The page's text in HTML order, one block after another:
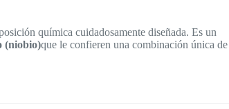
química cuidadosamente diseñada. Es un
(niobio)que le confieren una combinación única de